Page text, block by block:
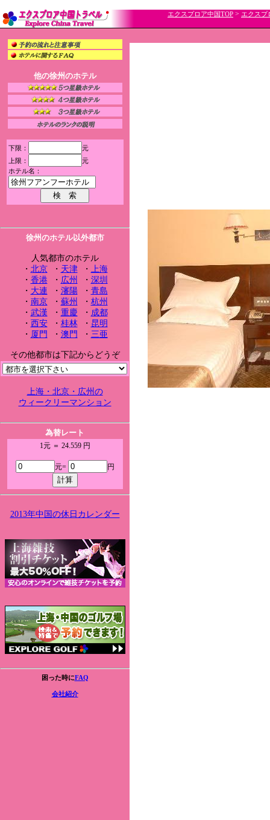
エクスプロア中国TOP > エクスプ
他の徐州のホテル
下限：
元
上限：
元
ホテル名：
徐州のホテル以外都市
人気都市のホテル
・ 北京・ 天津・ 上海
・ 香港・ 広州 ・ 深圳
・ 大連 ・ 瀋陽・ 青島
・ 南京・ 蘇州 ・ 杭州
・ 武漢 ・ 重慶 ・ 成都
・ 西安・ 桂林・ 昆明
・ 厦門 ・ 澳門 ・ 三亜
その他都市は下記からどうぞ
上海・北京・広州の
ウィークリーマンション
為替レート
1元 ＝ 24.559 円
元= 円
2013年中国の休日カレンダー
困った時にFAQ
会社紹介